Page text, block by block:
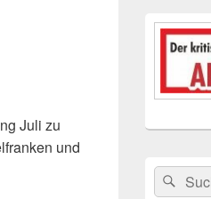
Juli zu
und
Klöppeln nach Abenberg
Suchen
nach: